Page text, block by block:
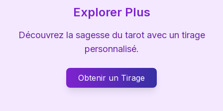
Explorer Plus
Découvrez la sagesse du tarot avec un tirage
personnalisé.
Obtenir un Tirage